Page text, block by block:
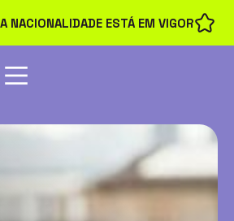
NACIONALIDADE ESTÁ EM VIGOR